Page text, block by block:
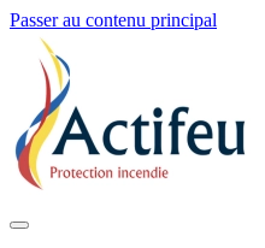
Passer au contenu principal